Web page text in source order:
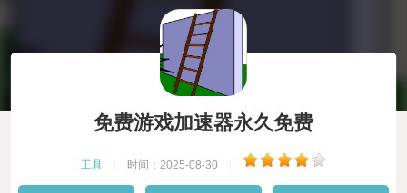
免费游戏加速器永久免费
工具 时间：2025-08-30